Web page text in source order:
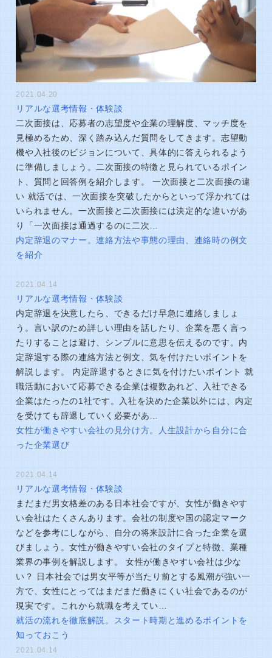
2021.04.20
リアルな選考情報・体験談
二次面接は、応募者の志望度や企業の理解度、マッチ度を
見極めるため、深く踏み込んだ質問をしてきます。志望動
機や入社後のビジョンについて、具体的に答えられるよう
に準備しましょう。二次面接の特徴と見られているポイン
ト、質問と回答例を紹介します。 一次面接と二次面接の違
い 就活では、一次面接を突破したからといって浮かれては
いられません。一次面接と二次面接には決定的な違いがあ
り「一次面接は通過するのに二次…
内定辞退のマナー。連絡方法や事態の理由、連絡時の例文
を紹介
2021.04.14
リアルな選考情報・体験談
内定辞退を決意したら、できるだけ早急に連絡しましょ
う。言い訳のため詳しい理由を話したり、企業を悪く言っ
たりすることは避け、シンプルに意思を伝えるのです。内
定辞退する際の連絡方法と例文、気を付けたいポイントを
解説します。 内定辞退するときに気を付けたいポイント 就
職活動において応募できる企業は複数あれど、入社できる
企業はたったの1社です。入社を決めた企業以外には、内定
を受けても辞退していく必要があ…
女性が働きやすい会社の見分け方。人生設計から自分に合
った企業選び
2021.04.14
リアルな選考情報・体験談
まだまだ男女格差のある日本社会ですが、女性が働きやす
い会社はたくさんあります。会社の制度や国の認定マーク
などを参考にしながら、自分の将来設計に合った企業を選
びましょう。女性が働きやすい会社のタイプと特徴、業種
業界の事例を解説します。 女性が働きやすい会社は少な
い？ 日本社会では男女平等が当たり前とする風潮が強い一
方で、女性にとってはまだまだ働きにくい社会であるのが
現実です。これから就職を考えてい…
就活の流れを徹底解説。スタート時期と進めるポイントを
知っておこう
2021.04.14